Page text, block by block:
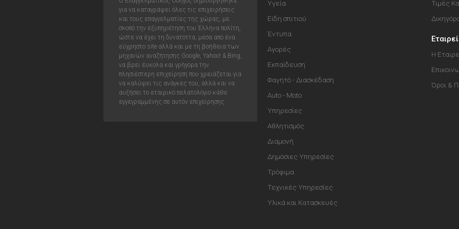
για να καταγράψει όλες τις επιχειρήσεις
και τους επαγγελματίες της χώρας, με
σκοπό την εξυπηρέτηση του Έλληνα πολίτη,
ώστε να έχει τη δυνατόττα, μέσα από ένα
εύχρηστο site αλλά και με τη βοήθεια των
μηχανών αναζήτησης Google, Yahoo! & Bing,
να βρει έυκολα και γρήγορα την
πλησιέστερη επιχείρηση που χρειάζεται για
να καλύψει τις ανάγκες του, αλλά και να
αυξήσει το εταιρικό πελατολόγιο κάθε
εγγεγραμμένης σε αυτόν επιχείρησης.
Υγεία
Είδη σπιτιού
Έντυπα
Αγορές
Εκπαίδευση
Φαγητό - Διασκέδαση
Auto - Moto
Υπηρεσίες
Αθλητισμός
Διαμονή
Δημόσιες Υπηρεσίες
Τρόφιμα
Τεχνικές Υπηρεσίες
Υλικά και Κατασκευές
Τιμές
Η
Όροι &